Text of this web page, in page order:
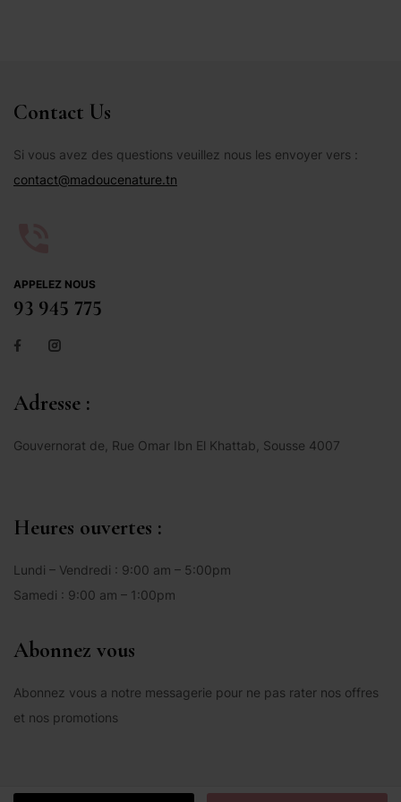
Contact Us
Si vous avez des questions veuillez nous les envoyer vers :
contact@madoucenature.tn
APPELEZ NOUS
93 945 775
Adresse :
Gouvernorat de, Rue Omar Ibn El Khattab, Sousse 4007
Heures ouvertes :
Lundi – Vendredi : 9:00 am – 5:00pm
Samedi : 9:00 am – 1:00pm
Abonnez vous
Abonnez vous a notre messagerie pour ne pas rater nos offres
et nos promotions